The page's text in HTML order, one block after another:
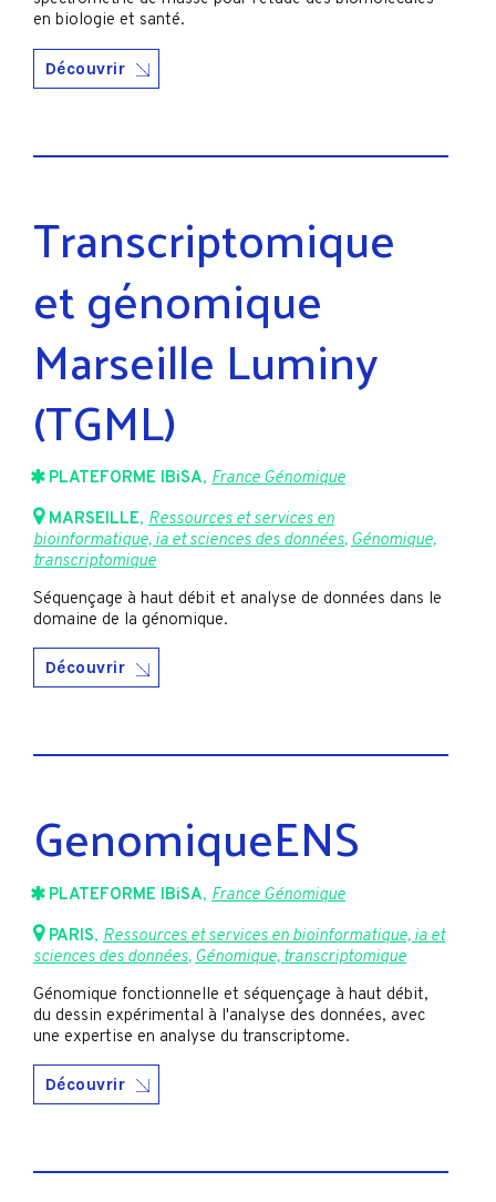
en biologie et santé.
Découvrir
Transcriptomique
et génomique
Marseille Luminy
(TGML)
PLATEFORME IBiSA, France Génomique
MARSEILLE, Ressources et services en
bioinformatique, ia et sciences des données,Génomique,
transcriptomique
Séquençage à haut débit et analyse de données dans le
domaine de la génomique.
Découvrir
GenomiqueENS
PLATEFORME IBiSA, France Génomique
PARIS, Ressources et services en bioinformatique, ia et
sciences des données, Génomique, transcriptomique
Génomique fonctionnelle et séquençage à haut débit,
du dessin expérimental à l'analyse des données, avec
une expertise en analyse du transcriptome.
Découvrir